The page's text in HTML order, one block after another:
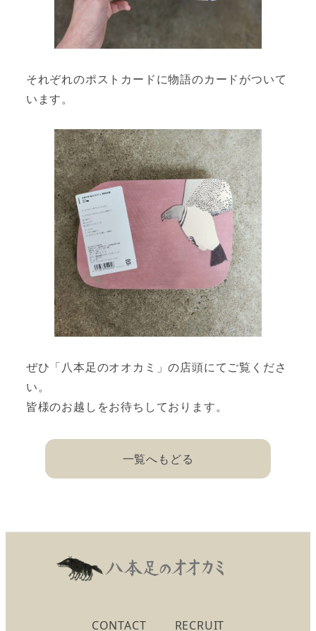
それぞれのポストカードに物語のカードがついて
います。
ぜひ「八本足のオオカミ」の店頭にてご覧くださ
い。
皆様のお越しをお待ちしております。
一覧へもどる
CONTACT RECRUIT